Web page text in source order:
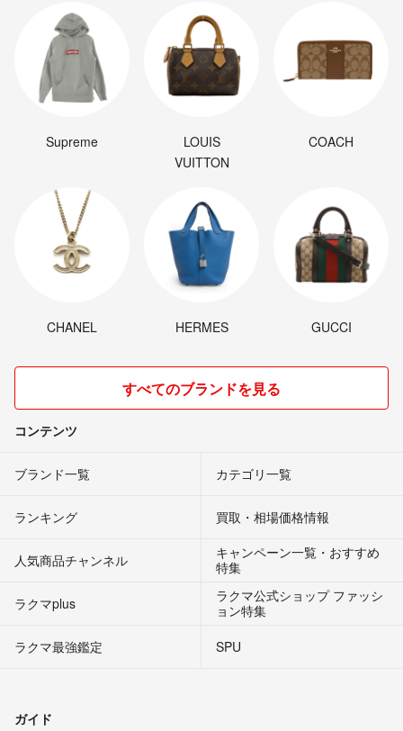
Supreme
LOUIS
VUITTON
COACH
CHANEL HERMES GUCCI
すべてのブランドを見る
コンテンツ
ブランド一覧 カテゴリ一覧
ランキング 買取・相場価格情報
人気商品チャンネル
キャンペーン一覧・おすすめ
特集
ラクマplus
ラクマ公式ショップ ファッシ
ョン特集
ラクマ最強鑑定
SPU
ガイド